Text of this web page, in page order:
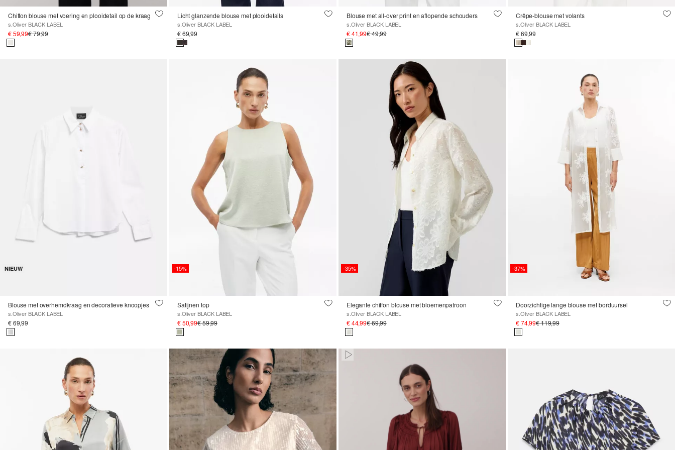
Chiffon blouse met voering en plooidetail op de kraag
s.Oliver BLACK LABEL
€ 59,99€ 79,99
Licht glanzende blouse met plooidetails
s.Oliver BLACK LABEL
€ 69,99
Blouse met all-over print en aflopende schouders
s.Oliver BLACK LABEL
€ 41,99€ 49,99
Crêpe-blouse met volants
s.Oliver BLACK LABEL
€ 69,99
NIEUW
Blouse met overhemdkraag en decoratieve knoopjes
s.Oliver BLACK LABEL
€ 69,99
-15%
Satijnen top
s.Oliver BLACK LABEL
€ 50,99€ 59,99
-35%
Elegante chiffon blouse met bloemenpatroon
s.Oliver BLACK LABEL
€ 44,99€ 69,99
-37%
Doorzichtige lange blouse met borduursel
s.Oliver BLACK LABEL
€ 74,99€ 119,99
Paused • Muted